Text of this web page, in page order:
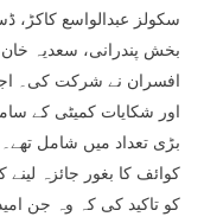
سکولز عبدالواسع کاکڑ،
بخش پندرانی، سعدیہ
اور شکایات کمیٹی کے
بڑی تعداد میں شامل تھے۔
کوائف کا بغور جائزہ لینے
کو تاکید کی کہ وہ جن